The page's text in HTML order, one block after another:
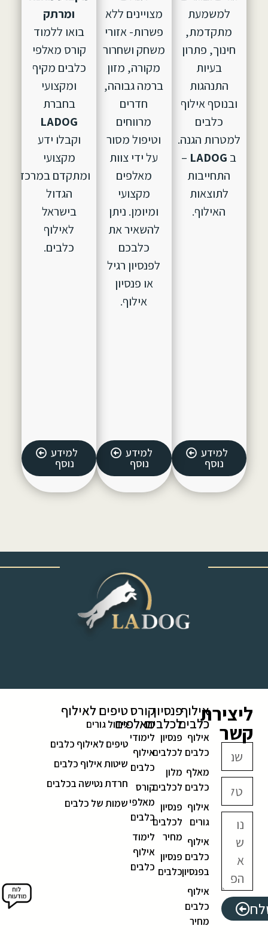
למשמעת
מתקדמת,
חינוך, פתרון
בעיות
התנהגות
ובנוסף אילוף
כלבים
למטרות הגנה.
ב LADOG
–
התחייבות
לתוצאות
האילוף.
למידע
נוסף
מצויינים ללא
פשרות- אזורי
משחק ושחרור
מקורה, מזון
ברמה גבוהה,
חדרים
מרווחים
וטיפול מסור
על ידי צוות
מאלפים
מקצועי
ומיומן. ניתן
להשאיר את
כלבכם
לפנסיון רגיל
או פנסיון
אילוף.
למידע
נוסף
ומרתק
בואו ללמוד
קורס מאלפי
כלבים מקיף
ומקצועי
בחברת
LADOG
וקבלו ידע
מקצועי
ומתקדם במרכז
הגדול
בישראל
לאילוף
כלבים.
למידע
נוסף
ליצירת
קשר
אילוף
כלבים
אילוף
כלבים
מאלף
כלבים
אילוף
גורים
אילוף
כלבים
בפנסיון
אילוף
כלבים
מחיר
פנסיון
לכלבים
פנסיון
לכלבים
מלון
לכלבים
פנסיון
לכלבים
מחיר
פנסיון
כלבים
קורס
מאלפים
לימודי
אילוף
כלבים
קורס
מאלפי
כלבים
לימוד
אילוף
כלבים
טיפים לאילוף
גידול גורים
טיפים לאילוף כלבים
שיטות אילוף כלבים
חרדת נטישה בכלבים
שמות של כלבים